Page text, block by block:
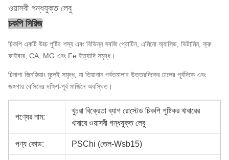
ওয়াসবী গন্ধযুক্ত লেবু
চকপি সিরিজ
চিকপি একটি উচ্চ পুষ্টির শস্য এবং বিভিন্ন সবজি প্রোটিন, এমিনো অ্যাসিড, ভিটামিন, ক্রু
ফাইবার, CA, MG এবং Fe ইত্যাদি সমৃদ্ধ।
চিনাপা জিনজিয়াং মুলেই সমৃদ্ধ, যা তিয়ানান পর্বতমালার উত্তরদিকের ঢালের পূর্বদিকে এবং
জঙ্গগার বেসিনের দক্ষিণ-পূর্ব মার্জিনে অবস্থিত।
পণ্যের নাম:
খুচরা বিক্রেতা ব্যাগ রোস্টেড চিকপি পুষ্টিকর খাবারের
খাবারে ওয়াসবী গন্ধযুক্ত লেবু
পণ্য কোড: PSChi (তেল-Wsb15)